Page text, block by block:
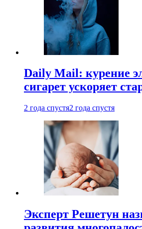
Daily Mail: курение
сигарет ускоряет
2 года спустя2 года спустя
Эксперт Решетун